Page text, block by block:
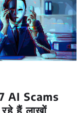
AI Scams
हैं लाखों